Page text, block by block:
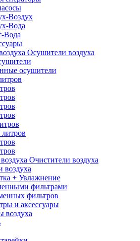
Воздух
Вода
Вода
Осушители воздуха
осушители
Очистители воздуха
воздуха
+ Увлажнение
фильтрами
фильтров
и аксессуары
воздуха